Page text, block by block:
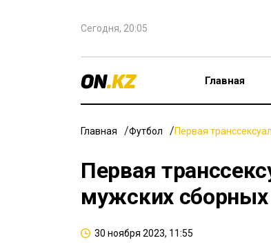
Сегодня, 20:05
Главная
Главная Футбол Первая
Первая
мужских сборных
30 ноября 2023, 11:55